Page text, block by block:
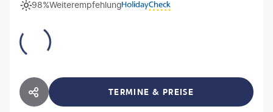
Weiterempfehlung
98%
HOTEL TEILEN TERMINE & PREISE